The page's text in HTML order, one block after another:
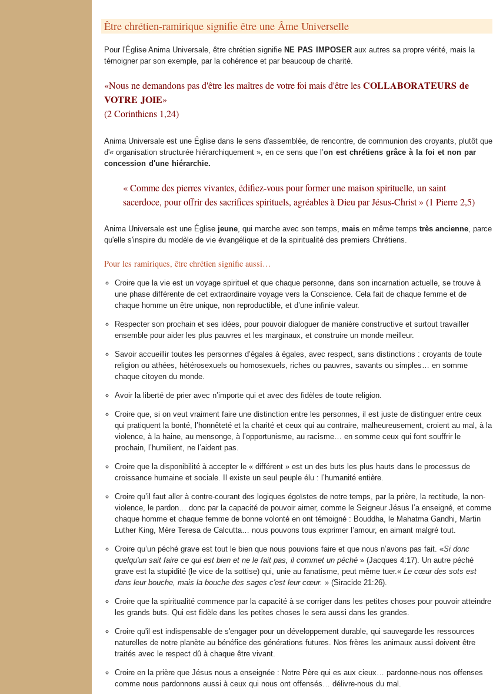
Être chrétien-ramirique signifie être une Âme Universelle
Pour l'Église Anima Universale, être chrétien signifie NE PAS IMPOSER aux autres sa propre vérité, mais la
témoigner par son exemple, par la cohérence et par beaucoup de charité.
«Nous ne demandons pas d'être les maîtres de votre foi mais d'être lesCOLLABORATEURS de
VOTRE JOIE»
(2 Corinthiens 1,24)
Anima Universale est une Église dans le sens d'assemblée, de rencontre, de communion des croyants, plutôt que
d'« organisation structurée hiérarchiquement », en ce sens que l’on est chrétiens grâce à la foi et non par
concession d'une hiérarchie.
« Comme des pierres vivantes, édifiez-vous pour former une maison spirituelle, un saint
sacerdoce, pour offrir des sacrifices spirituels, agréables à Dieu par Jésus-Christ » (1 Pierre 2,5)
Anima Universale est une Église jeune, qui marche avec son temps, mais en même temps très ancienne, parce
qu'elle s'inspire du modèle de vie évangélique et de la spiritualité des premiers Chrétiens.
Pour les ramiriques, être chrétien signifie aussi…
Croire que la vie est un voyage spirituel et que chaque personne, dans son incarnation actuelle, se trouve à
une phase différente de cet extraordinaire voyage vers la Conscience. Cela fait de chaque femme et de
chaque homme un être unique, non reproductible, et d’une infinie valeur.
Respecter son prochain et ses idées, pour pouvoir dialoguer de manière constructive et surtout travailler
ensemble pour aider les plus pauvres et les marginaux, et construire un monde meilleur.
Savoir accueillir toutes les personnes d’égales à égales, avec respect, sans distinctions : croyants de toute
religion ou athées, hétérosexuels ou homosexuels, riches ou pauvres, savants ou simples… en somme
chaque citoyen du monde.
Avoir la liberté de prier avec n’importe qui et avec des fidèles de toute religion.
Croire que, si on veut vraiment faire une distinction entre les personnes, il est juste de distinguer entre ceux
qui pratiquent la bonté, l’honnêteté et la charité et ceux qui au contraire, malheureusement, croient au mal, à la
violence, à la haine, au mensonge, à l’opportunisme, au racisme… en somme ceux qui font souffrir le
prochain, l’humilient, ne l’aident pas.
Croire que la disponibilité à accepter le « différent » est un des buts les plus hauts dans le processus de
croissance humaine et sociale. Il existe un seul peuple élu : l’humanité entière.
Croire qu’il faut aller à contre-courant des logiques égoïstes de notre temps, par la prière, la rectitude, la non-
violence, le pardon… donc par la capacité de pouvoir aimer, comme le Seigneur Jésus l’a enseigné, et comme
chaque homme et chaque femme de bonne volonté en ont témoigné : Bouddha, le Mahatma Gandhi, Martin
Luther King, Mère Teresa de Calcutta… nous pouvons tous exprimer l’amour, en aimant malgré tout.
Croire qu’un péché grave est tout le bien que nous pouvions faire et que nous n’avons pas fait. «Si donc
quelqu'un sait faire ce qui est bien et ne le fait pas, il commet un péché » (Jacques 4:17). Un autre péché
grave est la stupidité (le vice de la sottise) qui, unie au fanatisme, peut même tuer.« Le cœur des sots est
dans leur bouche, mais la bouche des sages c'est leur cœur. » (Siracide 21:26).
Croire que la spiritualité commence par la capacité à se corriger dans les petites choses pour pouvoir atteindre
les grands buts. Qui est fidèle dans les petites choses le sera aussi dans les grandes.
Croire qu'il est indispensable de s'engager pour un développement durable, qui sauvegarde les ressources
naturelles de notre planète au bénéfice des générations futures. Nos frères les animaux aussi doivent être
traités avec le respect dû à chaque être vivant.
Croire en la prière que Jésus nous a enseignée : Notre Père qui es aux cieux… pardonne-nous nos offenses
comme nous pardonnons aussi à ceux qui nous ont offensés… délivre-nous du mal.